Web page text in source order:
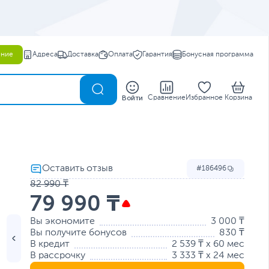
Адреса Доставка Оплата Гарантия Бонусная программа
Войти Сравнение Избранное Корзина
186496
82 990 ₸
79 990 ₸
Вы экономите
3 000 ₸
Вы получите бонусов
830 ₸
В кредит
2 539 ₸ x 60 мес
В рассрочку
3 333 ₸ x 24 мес